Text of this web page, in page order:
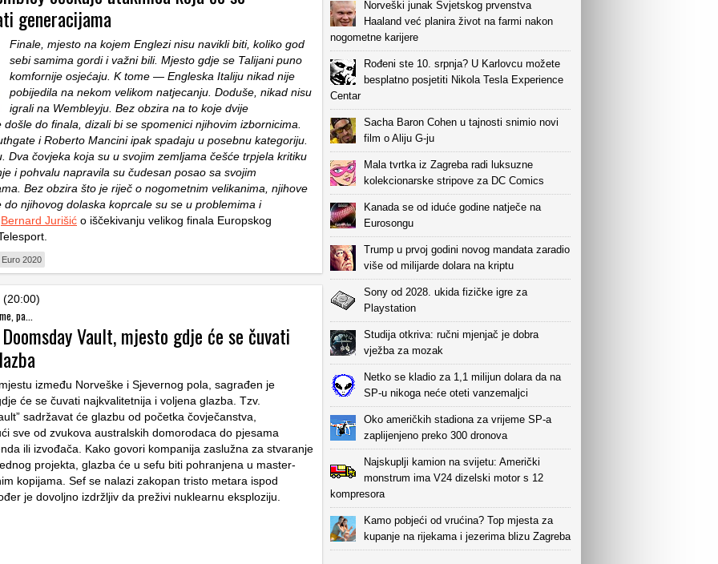
generacijama
Finale, mjesto na kojem Englezi nisu navikli biti, koliko god
sebi samima gordi i važni bili. Mjesto gdje se Talijani puno
komfornije osjećaju. K tome — Engleska Italiju nikad nije
pobijedila na nekom velikom natjecanju. Doduše, nikad nisu
igrali na Wembleyju. Bez obzira na to koje dvije
do finala, dizali bi se spomenici njihovim izbornicima.
i Roberto Mancini ipak spadaju u posebnu kategoriju.
Dva čovjeka koja su u svojim zemljama češće trpjela kritiku
i pohvalu napravila su čudesan posao sa svojim
Bez obzira što je riječ o nogometnim velikanima, njihove
do njihovog dolaska koprcale su se u problemima i
Bernard Jurišić o iščekivanju velikog finala Europskog
Euro 2020
(20:00)
pa...
Vault, mjesto gdje će se čuvati
između Norveške i Sjevernog pola, sagrađen je
će se čuvati najkvalitetnija i voljena glazba. Tzv.
sadržavat će glazbu od početka čovječanstva,
sve od zvukova australskih domorodaca do pjesama
ili izvođača. Kako govori kompanija zaslužna za stvaranje
projekta, glazba će u sefu biti pohranjena u master-
kopijama. Sef se nalazi zakopan tristo metara ispod
je dovoljno izdržljiv da preživi nuklearnu eksploziju.
Norveški junak Svjetskog prvenstva
Haaland već planira život na farmi nakon
nogometne karijere
Rođeni ste 10. srpnja? U Karlovcu možete
besplatno posjetiti Nikola Tesla Experience
Centar
Sacha Baron Cohen u tajnosti snimio novi
film o Aliju G-ju
Mala tvrtka iz Zagreba radi luksuzne
kolekcionarske stripove za DC Comics
Kanada se od iduće godine natječe na
Eurosongu
Trump u prvoj godini novog mandata zaradio
više od milijarde dolara na kriptu
Sony od 2028. ukida fizičke igre za
Playstation
Studija otkriva: ručni mjenjač je dobra
vježba za mozak
Netko se kladio za 1,1 milijun dolara da na
SP-u nikoga neće oteti vanzemaljci
Oko američkih stadiona za vrijeme SP-a
zaplijenjeno preko 300 dronova
Najskuplji kamion na svijetu: Američki
monstrum ima V24 dizelski motor s 12
kompresora
Kamo pobjeći od vrućina? Top mjesta za
kupanje na rijekama i jezerima blizu Zagreba